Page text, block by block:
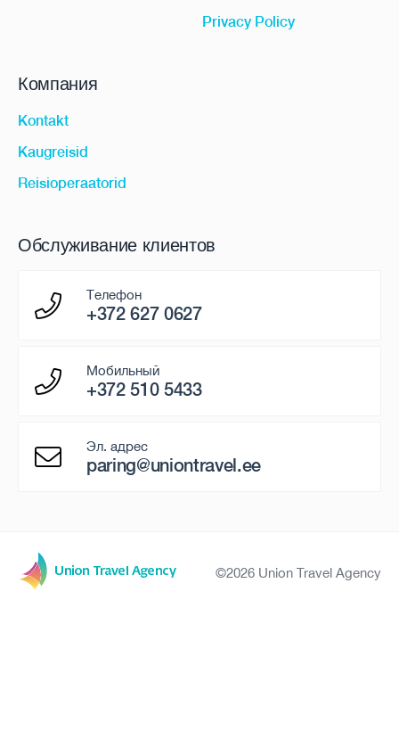
Privacy Policy
Компания
Kontakt
Kaugreisid
Reisioperaatorid
Обслуживание клиентов
Телефон
+372 627 0627
Мобильный
+372 510 5433
Эл. адрес
paring@uniontravel.ee
©2026 Union Travel Agency